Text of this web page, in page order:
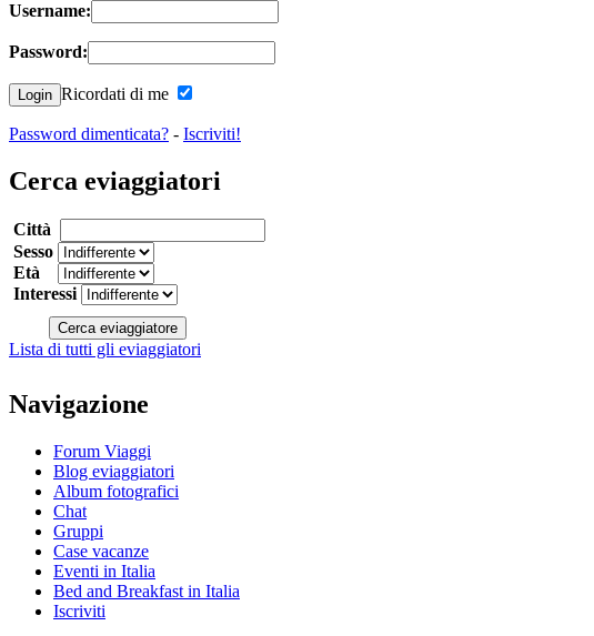
Username:
Password:
Ricordati di me
Password dimenticata? - Iscriviti!
Cerca eviaggiatori
Città
Sesso
Età
Interessi
Lista di tutti gli eviaggiatori
Navigazione
Forum Viaggi
Blog eviaggiatori
Album fotografici
Chat
Gruppi
Case vacanze
Eventi in Italia
Bed and Breakfast in Italia
Iscriviti